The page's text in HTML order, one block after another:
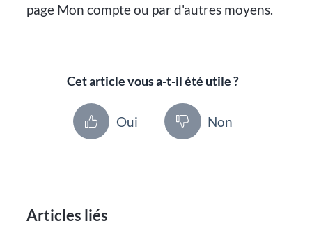
page Mon compte ou par d'autres moyens.
Cet article vous a-t-il été utile ?
Oui Non
Articles liés